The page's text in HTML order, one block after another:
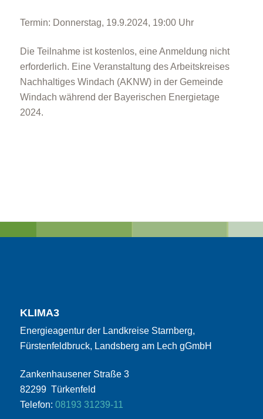
Termin: Donnerstag, 19.9.2024, 19:00 Uhr
Die Teilnahme ist kostenlos, eine Anmeldung nicht
erforderlich. Eine Veranstaltung des Arbeitskreises
Nachhaltiges Windach (AKNW) in der Gemeinde
Windach während der Bayerischen Energietage
2024.
KLIMA3
Energieagentur der Landkreise Starnberg,
Fürstenfeldbruck, Landsberg am Lech gGmbH
Zankenhausener Straße 3
82299 Türkenfeld
Telefon: 08193 31239-11